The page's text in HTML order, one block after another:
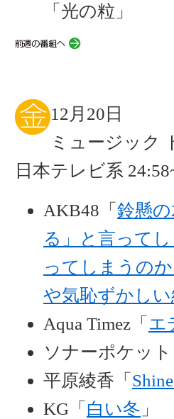
「光の粒」
12月20日
ミュージック
日本テレビ系
AKB48「 鈴懸
る」と言って
ってしまうの
や気恥ずかし
Aqua Timez「 エ
ソナーポケット
平原綾香「
KG「 白い冬 」